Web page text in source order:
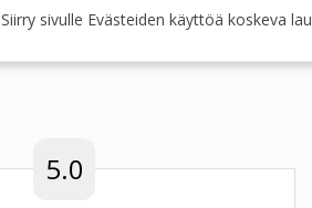
5.0
Siirry sivulle Evästeiden käyttöä koskeva